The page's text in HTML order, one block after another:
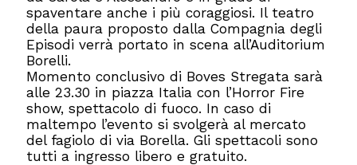
spaventare anche i più coraggiosi. Il teatro
della paura proposto dalla Compagnia degli
Episodi verrà portato in scena all’Auditorium
Borelli.
Momento conclusivo di Boves Stregata sarà
alle 23.30 in piazza Italia con l’Horror Fire
show, spettacolo di fuoco. In caso di
maltempo l’evento si svolgerà al mercato
del fagiolo di via Borella. Gli spettacoli sono
tutti a ingresso libero e gratuito.